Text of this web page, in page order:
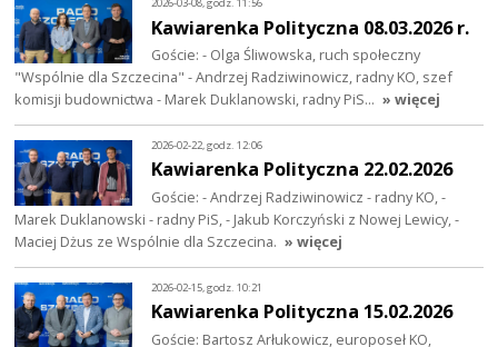
Kawiarenka Polityczna 08.03.2026 r.
Goście: - Olga Śliwowska, ruch społeczny
"Wspólnie dla Szczecina" - Andrzej Radziwinowicz, radny KO, szef
komisji budownictwa - Marek Duklanowski, radny PiS… » więcej
2026-02-22, godz. 12:06
Kawiarenka Polityczna 22.02.2026
Goście: - Andrzej Radziwinowicz - radny KO, -
Marek Duklanowski - radny PiS, - Jakub Korczyński z Nowej Lewicy, -
Maciej Dżus ze Wspólnie dla Szczecina. » więcej
2026-02-15, godz. 10:21
Kawiarenka Polityczna 15.02.2026
Goście: Bartosz Arłukowicz, europoseł KO,